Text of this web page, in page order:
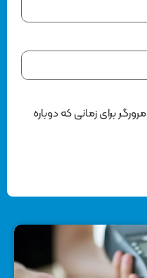
برای زمانی که دوباره